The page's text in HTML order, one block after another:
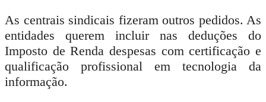
As centrais sindicais fizeram outros pedidos. As
entidades querem incluir nas deduções do
Imposto de Renda despesas com certificação e
qualificação profissional em tecnologia da
informação.